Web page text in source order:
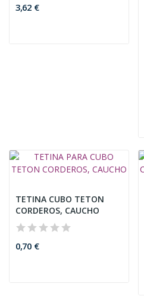
3,62 €
TETINA CUBO TETON
CORDEROS, CAUCHO
0,70 €